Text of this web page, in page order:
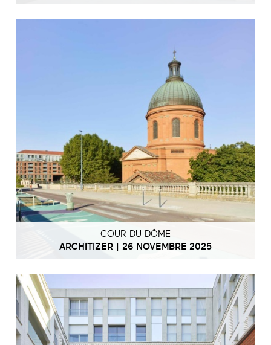
COUR DU DÔME
ARCHITIZER | 26 NOVEMBRE 2025